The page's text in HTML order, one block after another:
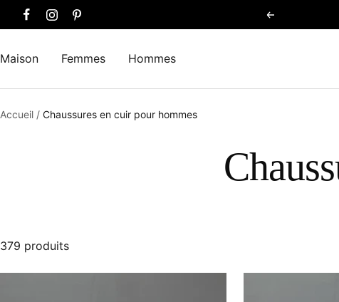
Passer
au
Précédent
Maison Femmes Hommes
Accueil Chaussures en cuir pour hommes
379 produits